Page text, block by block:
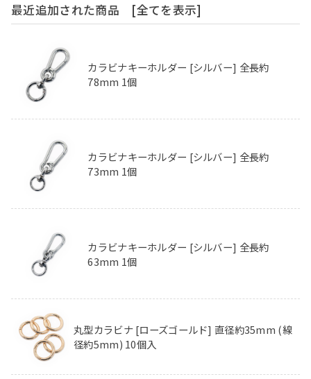
最近追加された商品 [全てを表示]
カラビナキーホルダー [シルバー] 全長約
78mm 1個
カラビナキーホルダー [シルバー] 全長約
73mm 1個
カラビナキーホルダー [シルバー] 全長約
63mm 1個
丸型カラビナ [ローズゴールド] 直径約35mm (線
径約5mm) 10個入